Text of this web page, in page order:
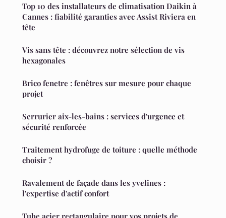
Top 10 des installateurs de climatisation Daikin à
Cannes : fiabilité garanties avec Assist Riviera en
tête
Vis sans tête : découvrez notre sélection de vis
hexagonales
Brico fenetre : fenêtres sur mesure pour chaque
projet
Serrurier aix-les-bains : services d'urgence et
sécurité renforcée
Traitement hydrofuge de toiture : quelle méthode
choisir ?
Ravalement de façade dans les yvelines :
l'expertise d'actif confort
Tube acier rectangulaire pour vos projets de